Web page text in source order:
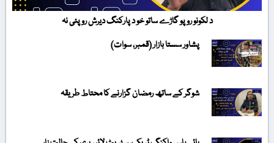
د لکونو روپو گاڑے ساتو خو د پارکنگ دیرش روپئی نہ
پشاور سستا بازار (قمبر، سوات)
شوگر کے ساتھ رمضان گزارنے کا محتاط طریقہ